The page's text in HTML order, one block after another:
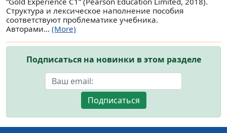
Структура и лексическое наполнение пособия
соответствуют проблематике учебника.
Авторами... (More)
Подписаться на новинки в этом разделе
Подписаться